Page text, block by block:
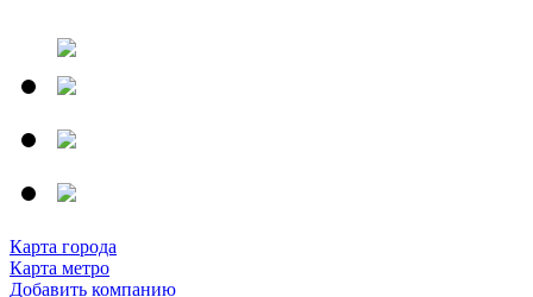
Карта города
Карта метро
Добавить компанию